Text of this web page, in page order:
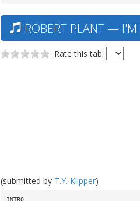
ROBERT PLANT — I'M
Rate this tab:
(submitted by T.Y. Klipper)
INTRO: